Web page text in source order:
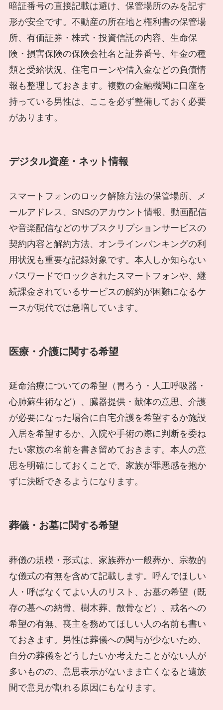
暗証番号の直接記載は避け、保管場所のみを記す
形が安全です。不動産の所在地と権利書の保管場
所、有価証券・株式・投資信託の内容、生命保
険・損害保険の保険会社名と証券番号、年金の種
類と受給状況、住宅ローンや借入金などの負債情
報も整理しておきます。複数の金融機関に口座を
持っている男性は、ここを必ず整備しておく必要
があります。
デジタル資産・ネット情報
スマートフォンのロック解除方法の保管場所、メ
ールアドレス、SNSのアカウント情報、動画配信
や音楽配信などのサブスクリプションサービスの
契約内容と解約方法、オンラインバンキングの利
用状況も重要な記録対象です。本人しか知らない
パスワードでロックされたスマートフォンや、継
続課金されているサービスの解約が困難になるケ
ースが現代では急増しています。
医療・介護に関する希望
延命治療についての希望（胃ろう・人工呼吸器・
心肺蘇生術など）、臓器提供・献体の意思、介護
が必要になった場合に自宅介護を希望するか施設
入居を希望するか、入院や手術の際に判断を委ね
たい家族の名前を書き留めておきます。本人の意
思を明確にしておくことで、家族が罪悪感を抱か
ずに決断できるようになります。
葬儀・お墓に関する希望
葬儀の規模・形式は、家族葬か一般葬か、宗教的
な儀式の有無を含めて記載します。呼んでほしい
人・呼ばなくてよい人のリスト、お墓の希望（既
存の墓への納骨、樹木葬、散骨など）、戒名への
希望の有無、喪主を務めてほしい人の名前も書い
ておきます。男性は葬儀への関与が少ないため、
自分の葬儀をどうしたいか考えたことがない人が
多いものの、意思表示がないまま亡くなると遺族
間で意見が割れる原因にもなります。